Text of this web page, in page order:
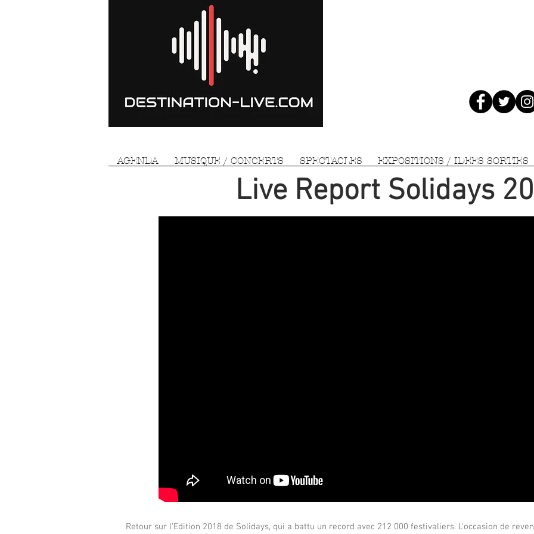
Live Report Solidays
Retour sur l'Edition 2018 de Solidays, qui a battu un record avec 212 000 festivaliers. L'occasion de
AGENDA MUSIQUE / CONCERTS SPECTACLES EXPOSITIONS / IDEES SORTIES